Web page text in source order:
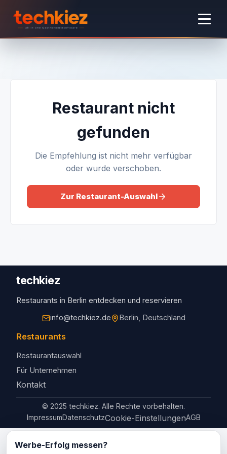
Restaurant nicht
gefunden
Die Empfehlung ist nicht mehr verfügbar
oder wurde verschoben.
Zur Restaurant-Auswahl
techkiez
Restaurants in Berlin entdecken und reservieren
info@techkiez.de
Berlin, Deutschland
Restaurants
Restaurantauswahl
Für Unternehmen
Kontakt
© 2025 techkiez. Alle Rechte vorbehalten.
ImpressumDatenschutzCookie-EinstellungenAGB
Werbe-Erfolg messen?